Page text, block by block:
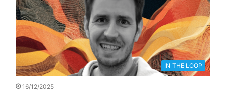
IN THE LOOP
16/12/2025